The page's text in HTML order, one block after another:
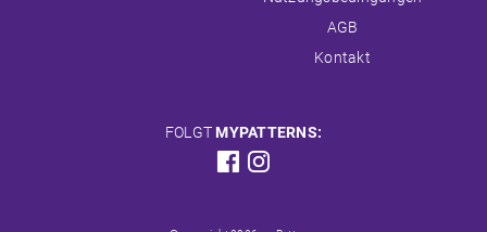
AGB
Kontakt
FOLGT MYPATTERNS: